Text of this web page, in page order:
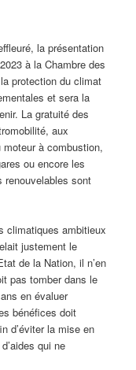
la présentation
à la Chambre des
protection du climat
et sera la
La gratuité des
aux
à combustion,
ou encore les
sont
climatiques ambitieux
justement le
de la Nation, il n’en
pas tomber dans le
en évaluer
bénéfices doit
d’éviter la mise en
qui ne